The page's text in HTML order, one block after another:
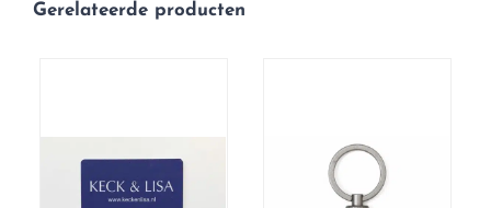
Gerelateerde producten